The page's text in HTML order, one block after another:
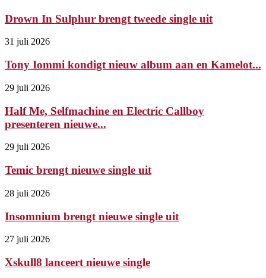
Drown In Sulphur brengt tweede single uit
31 juli 2026
Tony Iommi kondigt nieuw album aan en Kamelot...
29 juli 2026
Half Me, Selfmachine en Electric Callboy
presenteren nieuwe...
29 juli 2026
Temic brengt nieuwe single uit
28 juli 2026
Insomnium brengt nieuwe single uit
27 juli 2026
Xskull8 lanceert nieuwe single